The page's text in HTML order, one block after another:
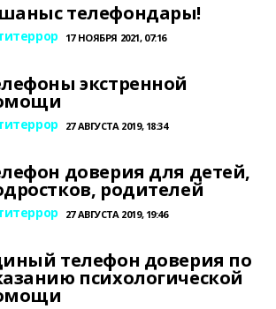
телефондары!
17 НОЯБРЯ 2021, 07:16
экстренной
27 АВГУСТА 2019, 18:34
доверия для детей,
родителей
27 АВГУСТА 2019, 19:46
телефон доверия по
психологической